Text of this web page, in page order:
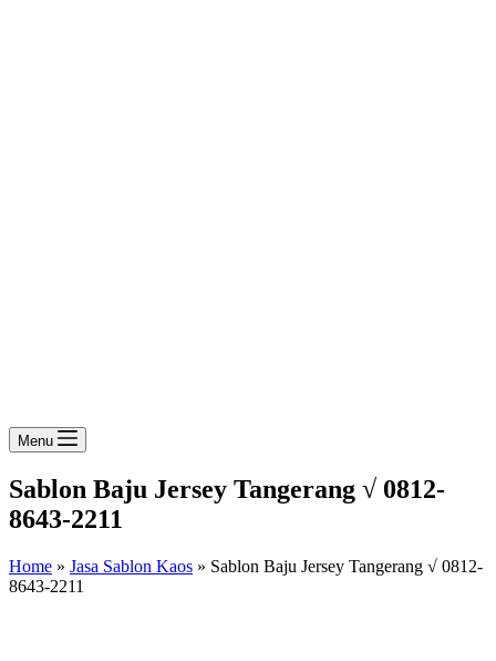
Menu
Sablon Baju Jersey Tangerang √ 0812-
8643-2211
Home » Jasa Sablon Kaos » Sablon Baju Jersey Tangerang √ 0812-
8643-2211